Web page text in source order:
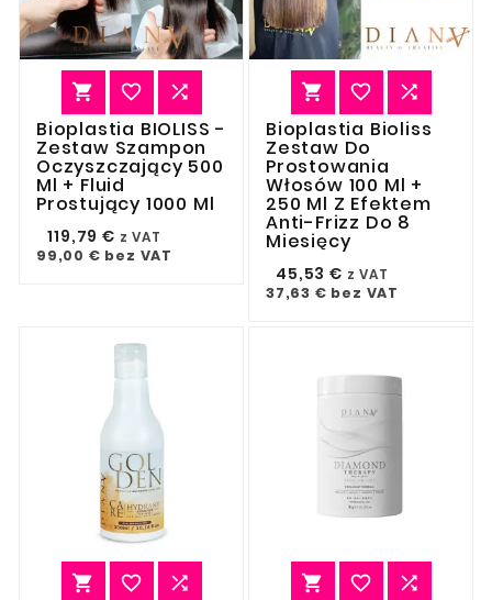
  
Bioplastia BIOLISS -
Zestaw Szampon
Oczyszczający 500
Ml + Fluid
Prostujący 1000 Ml
119,79 € z VAT
99,00 € bez VAT
  
Bioplastia Bioliss
Zestaw Do
Prostowania
Włosów 100 Ml +
250 Ml Z Efektem
Anti-Frizz Do 8
Miesięcy
45,53 € z VAT
37,63 € bez VAT
     